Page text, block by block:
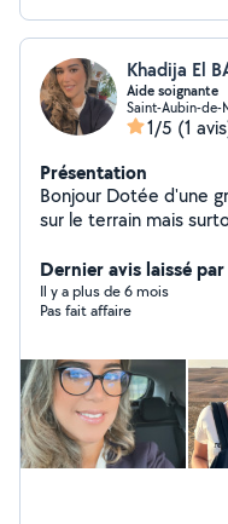
Khadija El
Aide soignante
Saint-Aubin-
1/5 (1
Présentation
Bonjour Dotée d'une grande expérience professionnelle
sur le terrain mais
suis reconvertie à ce
base) car j'aime
sourire sur les lèvres
rayonne de bonheur
apportant toute mon
tarifs exceptionnels
CESU possible
Dernier avis laissé
Il y a plus de 6 mois
Pas fait affaire